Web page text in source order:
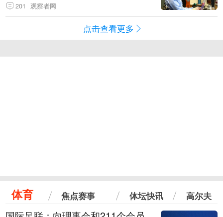
201 观察者网
点击查看更多
体育 焦点赛事 体坛快讯 高尔夫